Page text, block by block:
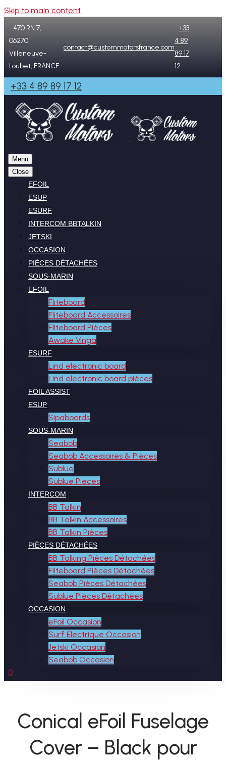
Skip to main content
470 RN 7,
06270
Villeneuve-
Loubet, FRANCE
contact@custommotorsfrance.com
+33
4 89
89 17
12
+33 4 89 89 17 12
Menu
Close
EFOIL
ESUP
ESURF
INTERCOM BBTALKIN
JETSKI
OCCASION
PIÈCES DÉTACHÉES
SOUS-MARIN
EFOIL
Fliteboard
Fliteboard Accessoires
Fliteboard Pièces
Awake Vinga
ESURF
Lind electronic board
Lind electronic board pièces
FOIL ASSIST
ESUP
Sipaboards
SOUS-MARIN
Seabob
Seabob Accessoires & Pièces
Sublue
Sublue Pieces
INTERCOM
BB Talkin
BB Talkin Accessoires
BB Talkin Pièces
PIÈCES DÉTACHÉES
BB Talking Pièces Détachées
Fliteboard Pièces Détachées
Seabob Pièces Détachées
Sublue Pièces Détachées
OCCASION
eFoil Occasion
Surf Electrique Occasion
Jetski Occasion
Seabob Occasion
0
Conical eFoil Fuselage
Cover – Black pour